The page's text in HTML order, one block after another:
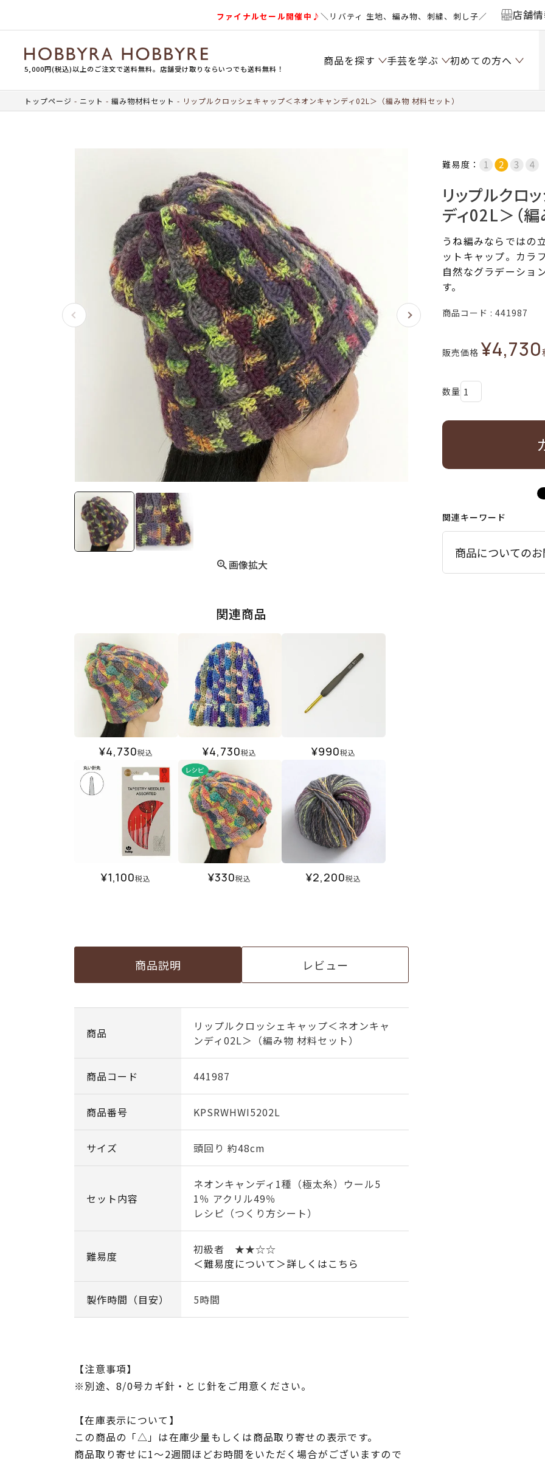
ファイナルセール開催中♪＼リバティ 生地、編み物、刺繍、刺し子／ 店舗
5,000円(税込)以上のご注文で送料無料。店舗受け取りならいつでも送料無料！
商品を探す 手芸を学ぶ 初めての方へ
トップページ ニット 編み物材料セット リップルクロッシェキャップ＜ネオンキャンディ02L＞（編み物 材料セット）
画像拡大
関連商品
¥4,730税込 ¥4,730税込 ¥990税込
¥1,100税込 ¥330税込 ¥2,200税込
商品説明 レビュー
商品
リップルクロッシェキャップ＜ネオンキャ
ンディ02L＞（編み物 材料セット）
商品コード 441987
商品番号 KPSRWHWI5202L
サイズ 頭回り 約48cm
セット内容
ネオンキャンディ1種（極太糸）ウール5
1％ アクリル49％
レシピ（つくり方シート）
難易度
初級者 ★★☆☆
＜難易度について＞詳しくはこちら
製作時間（目安） 5時間
【注意事項】
※別途、8/0号カギ針・とじ針をご用意ください。
【在庫表示について】
この商品の「△」は在庫少量もしくは商品取り寄せの表示です。
商品取り寄せに1～2週間ほどお時間をいただく場合がございますので
難易度：
リップルクロ
ディ02L＞（編
うね編みならではの
ットキャップ。カラ
自然なグラデーショ
す。
商品コード 441987
販売価格 ¥4,730
関連キーワード
商品についての